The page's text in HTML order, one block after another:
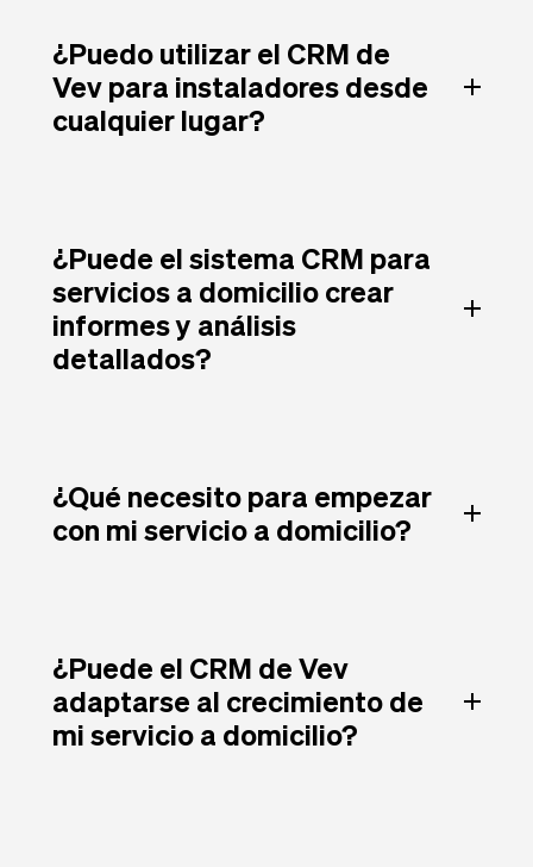
¿Puedo utilizar el CRM de
Vev para instaladores desde
cualquier lugar?
¿Puede el sistema CRM para
servicios a domicilio crear
informes y análisis
detallados?
¿Qué necesito para empezar
con mi servicio a domicilio?
¿Puede el CRM de Vev
adaptarse al crecimiento de
mi servicio a domicilio?